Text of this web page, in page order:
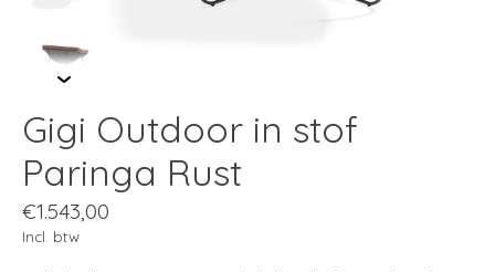
Gigi Outdoor in stof
Paringa Rust
€1.543,00
Incl. btw